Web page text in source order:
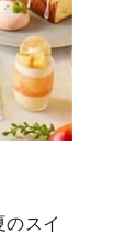
のスイ